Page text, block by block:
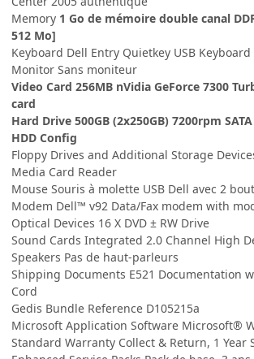
Memory 1 Go de mémoire double canal
512 Mo]
Keyboard Dell Entry Quietkey USB Keyboard
Monitor Sans moniteur
Video Card 256MB nVidia GeForce 7300
card
Hard Drive 500GB (2x250GB) 7200rpm
HDD Config
Floppy Drives and Additional Storage
Media Card Reader
Mouse Souris à molette USB Dell avec 2
Modem Dell™ v92 Data/Fax modem with
Optical Devices 16 X DVD ± RW Drive
Sound Cards Integrated 2.0 Channel High
Speakers Pas de haut-parleurs
Shipping Documents E521 Documentation
Cord
Gedis Bundle Reference D105215a
Microsoft Application Software Microsoft®
Standard Warranty Collect & Return, 1 Year